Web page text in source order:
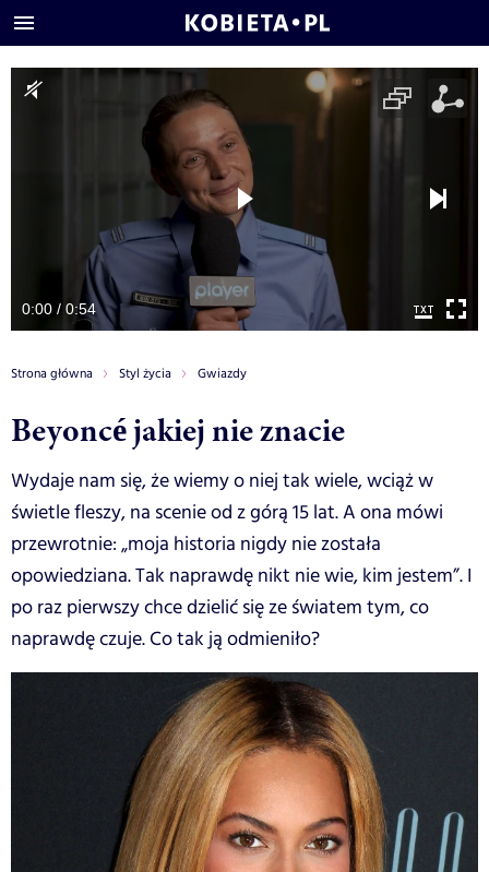
0:00 / 0:54
Strona główna Styl życia Gwiazdy
Beyoncé jakiej nie znacie
Wydaje nam się, że wiemy o niej tak wiele, wciąż w
świetle fleszy, na scenie od z górą 15 lat. A ona mówi
przewrotnie: „moja historia nigdy nie została
opowiedziana. Tak naprawdę nikt nie wie, kim jestem”. I
po raz pierwszy chce dzielić się ze światem tym, co
naprawdę czuje. Co tak ją odmieniło?